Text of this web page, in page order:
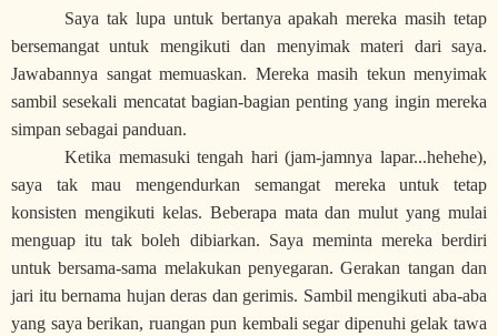
Saya tak lupa untuk bertanya apakah mereka masih tetap
bersemangat untuk mengikuti dan menyimak materi dari saya.
Jawabannya sangat memuaskan. Mereka masih tekun menyimak
sambil sesekali mencatat bagian-bagian penting yang ingin mereka
simpan sebagai panduan.
Ketika memasuki tengah hari (jam-jamnya lapar...hehehe),
saya tak mau mengendurkan semangat mereka untuk tetap
konsisten mengikuti kelas. Beberapa mata dan mulut yang mulai
menguap itu tak boleh dibiarkan. Saya meminta mereka berdiri
untuk bersama-sama melakukan penyegaran. Gerakan tangan dan
jari itu bernama hujan deras dan gerimis. Sambil mengikuti aba-aba
yang saya berikan, ruangan pun kembali segar dipenuhi gelak tawa